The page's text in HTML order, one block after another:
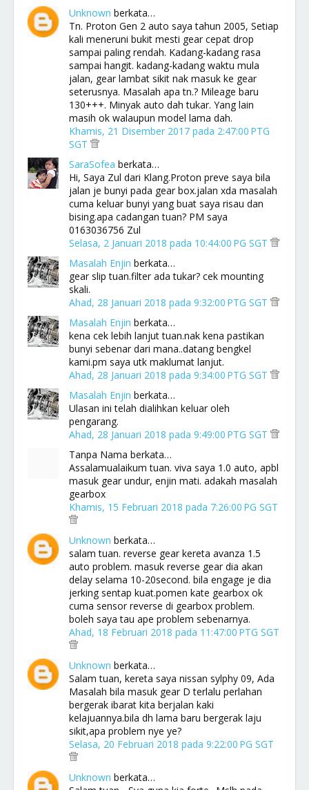
Unknown berkata…
Tn. Proton Gen 2 auto saya tahun 2005, Setiap
kali meneruni bukit mesti gear cepat drop
sampai paling rendah. Kadang-kadang rasa
sampai hangit. kadang-kadang waktu mula
jalan, gear lambat sikit nak masuk ke gear
seterusnya. Masalah apa tn.? Mileage baru
130+++. Minyak auto dah tukar. Yang lain
masih ok walaupun model lama dah.
Khamis, 21 Disember 2017 pada 2:47:00 PTG
SGT
SaraSofea berkata…
Hi, Saya Zul dari Klang.Proton preve saya bila
jalan je bunyi pada gear box.jalan xda masalah
cuma keluar bunyi yang buat saya risau dan
bising.apa cadangan tuan? PM saya
0163036756 Zul
Selasa, 2 Januari 2018 pada 10:44:00 PG SGT
Masalah Enjin berkata…
gear slip tuan.filter ada tukar? cek mounting
skali.
Ahad, 28 Januari 2018 pada 9:32:00 PTG SGT
Masalah Enjin berkata…
kena cek lebih lanjut tuan.nak kena pastikan
bunyi sebenar dari mana..datang bengkel
kami.pm saya utk maklumat lanjut.
Ahad, 28 Januari 2018 pada 9:34:00 PTG SGT
Masalah Enjin berkata…
Ulasan ini telah dialihkan keluar oleh
pengarang.
Ahad, 28 Januari 2018 pada 9:49:00 PTG SGT
Tanpa Nama berkata…
Assalamualaikum tuan. viva saya 1.0 auto, apbl
masuk gear undur, enjin mati. adakah masalah
gearbox
Khamis, 15 Februari 2018 pada 7:26:00 PG SGT
Unknown berkata…
salam tuan. reverse gear kereta avanza 1.5
auto problem. masuk reverse gear dia akan
delay selama 10-20second. bila engage je dia
jerking sentap kuat.pomen kate gearbox ok
cuma sensor reverse di gearbox problem.
boleh saya tau ape problem sebenarnya.
Ahad, 18 Februari 2018 pada 11:47:00 PTG SGT
Unknown berkata…
Salam tuan, kereta saya nissan sylphy 09, Ada
Masalah bila masuk gear D terlalu perlahan
bergerak ibarat kita berjalan kaki
kelajuannya.bila dh lama baru bergerak laju
sikit,apa problem nye ye?
Selasa, 20 Februari 2018 pada 9:22:00 PG SGT
Unknown berkata…